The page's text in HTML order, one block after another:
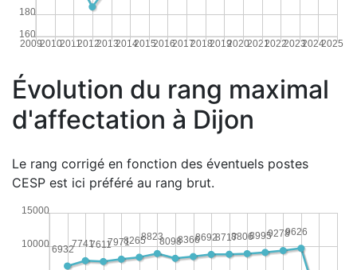
20092010201120122013201420152016201720182019202020212022202320242025
160
180
Évolution du rang maximal
d'affectation à Dijon
Le rang corrigé en fonction des éventuels postes
CESP est ici préféré au rang brut.
10000
15000
9626
9278
8995
8806
8717
8692
8366
8098
8823
8265
7971
7611
7741
6932